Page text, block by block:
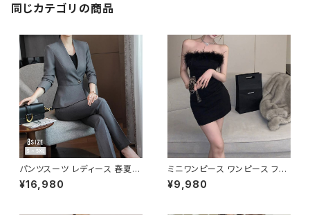
フィス デート パーティー 高見え
着痩せ エレガント トレンド 人気
同じカテゴリの商品
パンツスーツ レディース 春夏
秋冬 春 夏 秋 冬 黒 紺 スーツ
上下セット 2点セット ジャケット
¥16,980
ミニワンピース ワンピース フェ
ザーデザイン タイトワンピース
チューブトップ レディース 春夏
¥9,980